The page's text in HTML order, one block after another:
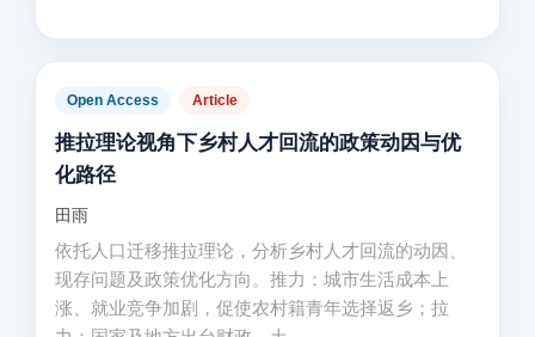
Open Access Article
推拉理论视角下乡村人才回流的政策动因与优
化路径
田雨
依托人口迁移推拉理论，分析乡村人才回流的动因、
现存问题及政策优化方向。推力：城市生活成本上
涨、就业竞争加剧，促使农村籍青年选择返乡；拉